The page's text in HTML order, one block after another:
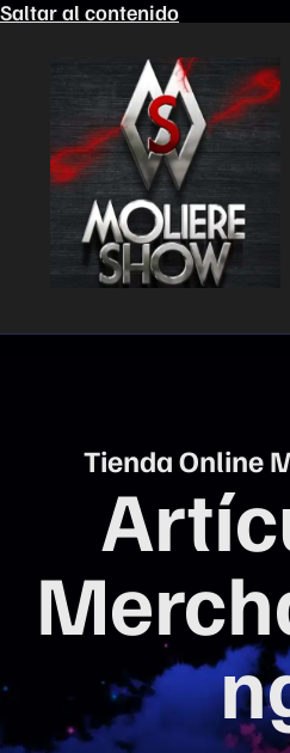
Saltar al contenido
Tienda Online